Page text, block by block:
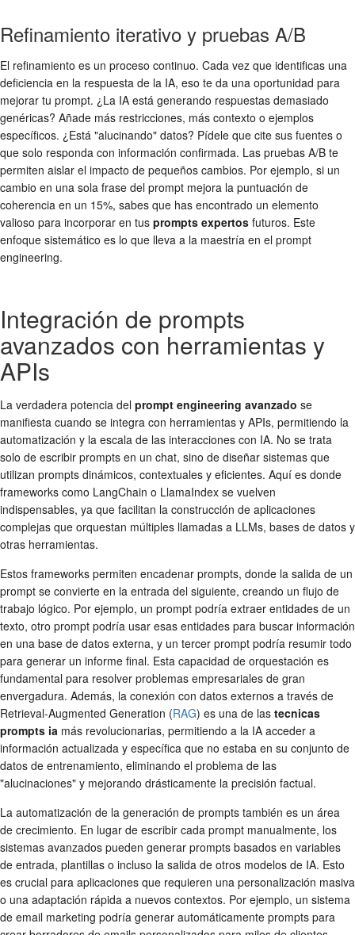
Refinamiento iterativo y pruebas A/B
El refinamiento es un proceso continuo. Cada vez que identificas una
deficiencia en la respuesta de la IA, eso te da una oportunidad para
mejorar tu prompt. ¿La IA está generando respuestas demasiado
genéricas? Añade más restricciones, más contexto o ejemplos
específicos. ¿Está "alucinando" datos? Pídele que cite sus fuentes o
que solo responda con información confirmada. Las pruebas A/B te
permiten aislar el impacto de pequeños cambios. Por ejemplo, si un
cambio en una sola frase del prompt mejora la puntuación de
coherencia en un 15%, sabes que has encontrado un elemento
valioso para incorporar en tus prompts expertos futuros. Este
enfoque sistemático es lo que lleva a la maestría en el prompt
engineering.
Integración de prompts
avanzados con herramientas y
APIs
La verdadera potencia del prompt engineering avanzado se
manifiesta cuando se integra con herramientas y APIs, permitiendo la
automatización y la escala de las interacciones con IA. No se trata
solo de escribir prompts en un chat, sino de diseñar sistemas que
utilizan prompts dinámicos, contextuales y eficientes. Aquí es donde
frameworks como LangChain o LlamaIndex se vuelven
indispensables, ya que facilitan la construcción de aplicaciones
complejas que orquestan múltiples llamadas a LLMs, bases de datos y
otras herramientas.
Estos frameworks permiten encadenar prompts, donde la salida de un
prompt se convierte en la entrada del siguiente, creando un flujo de
trabajo lógico. Por ejemplo, un prompt podría extraer entidades de un
texto, otro prompt podría usar esas entidades para buscar información
en una base de datos externa, y un tercer prompt podría resumir todo
para generar un informe final. Esta capacidad de orquestación es
fundamental para resolver problemas empresariales de gran
envergadura. Además, la conexión con datos externos a través de
Retrieval-Augmented Generation (RAG) es una de las tecnicas
prompts ia más revolucionarias, permitiendo a la IA acceder a
información actualizada y específica que no estaba en su conjunto de
datos de entrenamiento, eliminando el problema de las
"alucinaciones" y mejorando drásticamente la precisión factual.
La automatización de la generación de prompts también es un área
de crecimiento. En lugar de escribir cada prompt manualmente, los
sistemas avanzados pueden generar prompts basados en variables
de entrada, plantillas o incluso la salida de otros modelos de IA. Esto
es crucial para aplicaciones que requieren una personalización masiva
o una adaptación rápida a nuevos contextos. Por ejemplo, un sistema
de email marketing podría generar automáticamente prompts para